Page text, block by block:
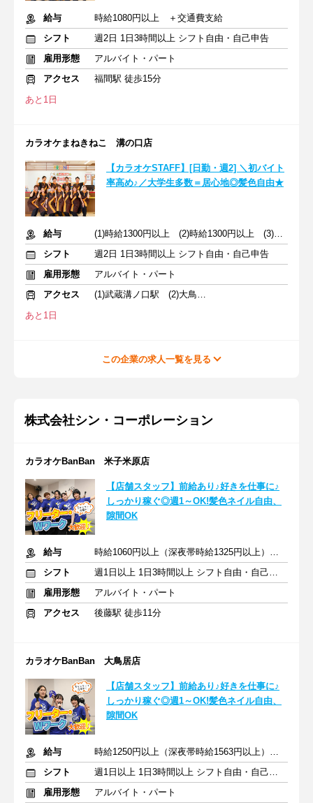
給与
時給1080円以上 ＋交通費支給
シフト
週2日 1日3時間以上 シフト自由・自己申告
雇用形態
アルバイト・パート
アクセス
福間駅 徒歩15分
あと1日
カラオケまねきねこ 溝の口店
【カラオケSTAFF】[日勤・週2] ＼初バイト
率高め♪／大学生多数＝居心地◎髪色自由★
給与
(1)時給1300円以上 (2)時給1300円以上 (3)時給1300円以上
シフト
週2日 1日3時間以上 シフト自由・自己申告
雇用形態
アルバイト・パート
アクセス
(1)武蔵溝ノ口駅 (2)大鳥居駅 (3)鹿島田駅
あと1日
この企業の求人一覧を見る
株式会社シン・コーポレーション
カラオケBanBan 米子米原店
【店舗スタッフ】前給あり♪好きを仕事に♪
しっかり稼ぐ◎週1～OK!髪色ネイル自由、
隙間OK
給与
時給1060円以上（深夜帯時給1325円以上） ＋交通費支給
シフト
週1日以上 1日3時間以上 シフト自由・自己申告
雇用形態
アルバイト・パート
アクセス
後藤駅 徒歩11分
カラオケBanBan 大鳥居店
【店舗スタッフ】前給あり♪好きを仕事に♪
しっかり稼ぐ◎週1～OK!髪色ネイル自由、
隙間OK
給与
時給1250円以上（深夜帯時給1563円以上） ＋交通費支給
シフト
週1日以上 1日3時間以上 シフト自由・自己申告
雇用形態
アルバイト・パート